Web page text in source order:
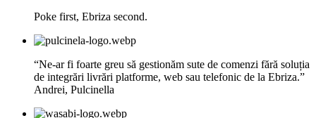
Poke first, Ebriza second.
“Ne-ar fi foarte greu să gestionăm sute de comenzi fără soluția
de integrări livrări platforme, web sau telefonic de la Ebriza.”
Andrei, Pulcinella